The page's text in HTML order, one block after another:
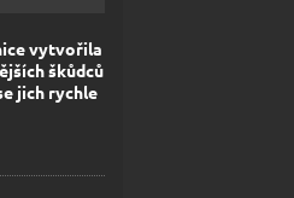
vytvořila
škůdců
jich rychle